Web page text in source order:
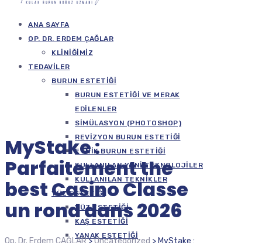
ANA SAYFA
OP. DR. ERDEM ÇAĞLAR
KLINIĞIMIZ
TEDAVILER
BURUN ESTETIĞI
BURUN ESTETIĞI VE MERAK
EDILENLER
SIMÜLASYON (PHOTOSHOP)
REVIZYON BURUN ESTETIĞI
ETNIK BURUN ESTETIĞI
KULLANILAN YENI TEKNOLOJILER
KULLANILAN TEKNIKLER
YÜZ ESTETIĞI
YÜZ ESTETIĞI
KAŞ ESTETIĞI
YANAK ESTETIĞI
MyStake :
Parfaitement the
best Casino Classe
un rond dans 2026
Op. Dr. Erdem ÇAĞLAR>Uncategorized > MyStake :